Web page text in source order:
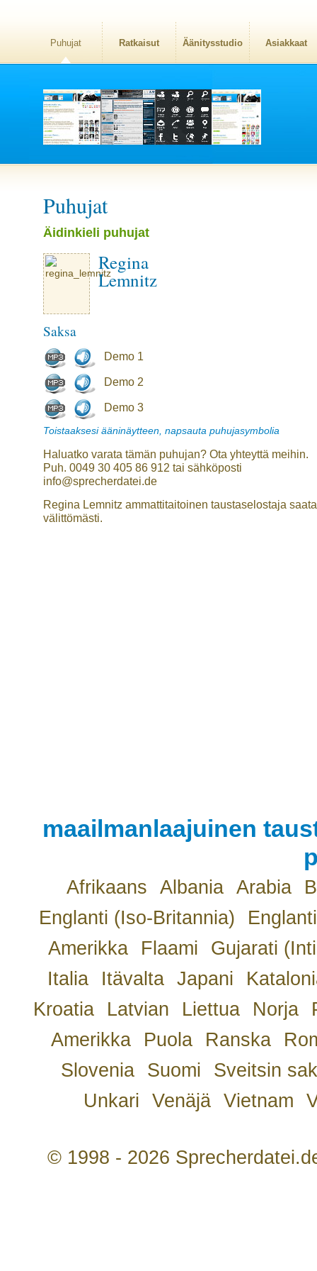
Puhujat Ratkaisut Äänitysstudio Asiakkaat
Puhujat
Äidinkieli puhujat
Regina
Lemnitz
Saksa
Demo 1
Demo 2
Demo 3
Toistaaksesi ääninäytteen, napsauta puhujasymbolia
Haluatko varata tämän puhujan? Ota yhteyttä meihin.
Puh. 0049 30 405 86 912 tai sähköposti
info@sprecherdatei.de
Regina Lemnitz ammattitaitoinen taustaselostaja
välittömästi.
maailmanlaajuinen
Afrikaans Albania Arabia
Englanti (Iso-Britannia)
Amerikka
Flaami
Gujarati
Italia
Itävalta Japani
Kroatia
Latvian Liettua Norja
Amerikka
Puola Ranska
Slovenia
Suomi
Sveitsin
Unkari
Venäjä Vietnam
© 1998 - 2026